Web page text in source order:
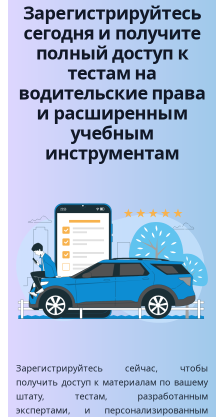
Зарегистрируйтесь
сегодня и получите
полный доступ к
тестам на
водительские права
и расширенным
учебным
инструментам
Зарегистрируйтесь сейчас, чтобы
получить доступ к материалам по вашему
штату, тестам, разработанным
экспертами, и персонализированным